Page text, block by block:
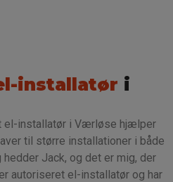
installatør i
el-installatør i Værløse hjælper
til større installationer i både
Jack, og det er mig, der
autoriseret el-installatør og har